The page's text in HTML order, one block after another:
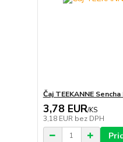
Čaj TEEKANNE
3,78 EUR/KS
3,18 EUR bez DPH